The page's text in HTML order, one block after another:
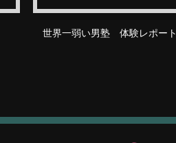
世界一弱い男塾 体験レポート